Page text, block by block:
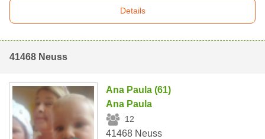
Details
41468 Neuss
Ana Paula (61)
Ana Paula
12
41468 Neuss